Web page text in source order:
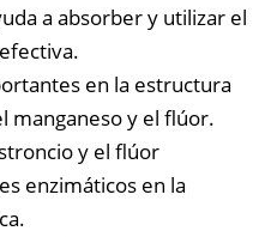
a absorber y utilizar el
en la estructura
manganeso y el flúor.
y el flúor
enzimáticos en la